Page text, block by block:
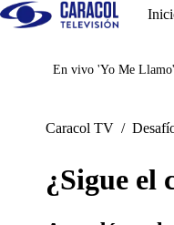
Juegos
En vivo 'Yo Me Llamo'
Caracol TV /
¿Sigue el